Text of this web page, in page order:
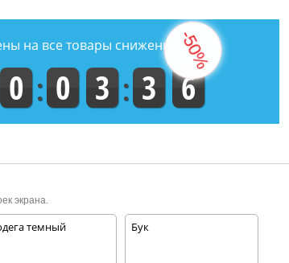
на все товары снижены на
0 0 3 3 5
экрана.
темный Бук